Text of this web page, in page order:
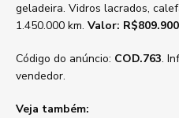
geladeira. Vidros lacrados,
1.450.000 km. Valor:
Código do anúncio: COD.763.
vendedor.
Veja também: